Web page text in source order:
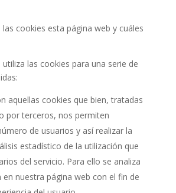
las cookies esta página web y cuáles
utiliza las cookies para una serie de
aquellas cookies que bien, tratadas
por terceros, nos permiten
de usuarios y así realizar la
estadístico de la utilización que
del servicio. Para ello se analiza
en nuestra página web con el fin de